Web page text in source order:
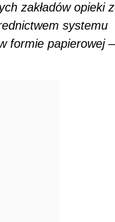
zakładów opieki
systemu
formie papierowej